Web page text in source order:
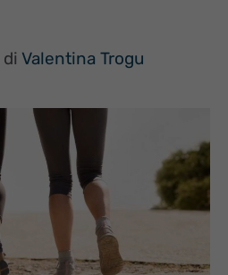
di Valentina Trogu